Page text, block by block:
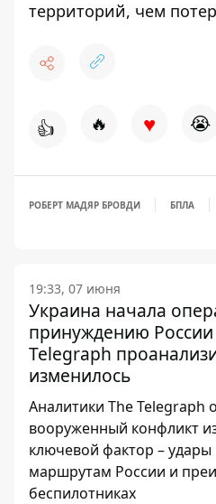
территорий, чем
👍 🔥 ♥ 😭
РОБЕРТ МАДЯР БРОВДИ БПЛА
19:33, 07 июня
Украина начала
принуждению России
Telegraph
изменилось
Аналитики The Telegraph
вооруженный конфликт
ключевой фактор –
маршрутам России и
беспилотниках